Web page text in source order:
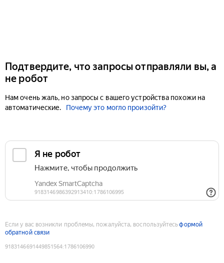
Подтвердите, что запросы отправляли вы, а
не робот
Нам очень жаль, но запросы с вашего устройства похожи на
автоматические.
Почему это могло произойти?
Если у вас возникли проблемы, пожалуйста, воспользуйтесьформой
обратной связи
9183146691449851564:1786106990